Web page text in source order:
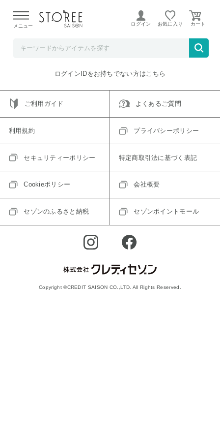
よる配送遅延が発生しております。
メニュー ログイン お気に入り
ご指定のアイテムは取り扱い終了、またはただいま取り扱い
トップへ戻る
ログインIDをお持ちでない方はこちら
ご利用ガイド よくあるご質問
利用規約 プライバシーポリシー
セキュリティーポリシー 特定商取引法に基づく表記
Cookieポリシー 会社概要
セゾンのふるさと納税 セゾンポイントモール
Copyright ©CREDIT SAISON CO.,LTD. All Rights Reserved.